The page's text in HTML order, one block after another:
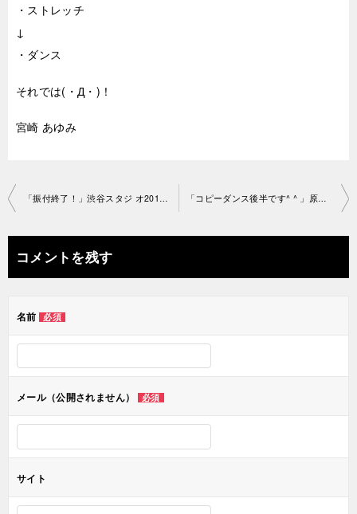
・ストレッチ
↓
・ダンス
それでは(・Д・)！
宮崎 あゆみ
投
ナ
ビ
ー
ン
「コピーダンス後半です^ ^ 」原宿スタジオ2019-2-25-no0006-1053
コメントを残す
名前 必須
メール（公開されません） 必須
サイト